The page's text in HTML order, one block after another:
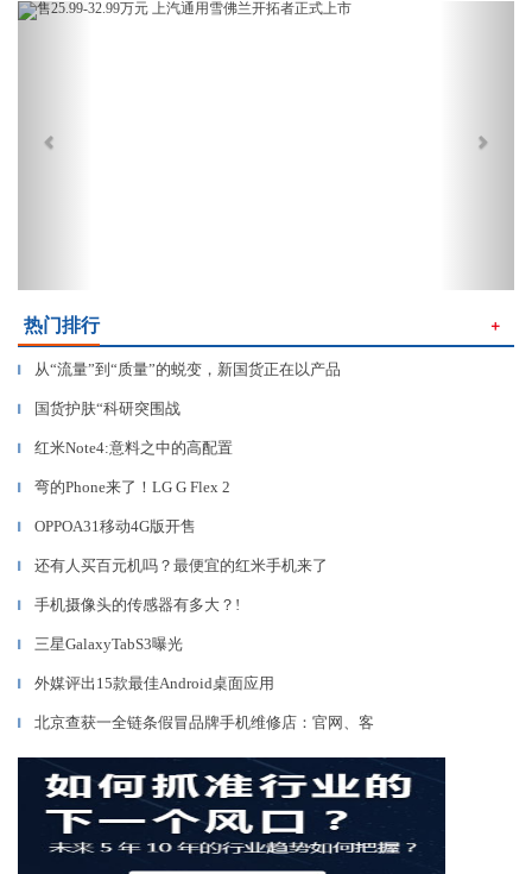
Previous
热门排行 ＋
▎ 从“流量”到“质量”的蜕变，新国货正在以产品
▎ 国货护肤“科研突围战
▎ 红米Note4:意料之中的高配置
▎ 弯的Phone来了！LG G Flex 2
▎ OPPOA31移动4G版开售
▎ 还有人买百元机吗？最便宜的红米手机来了
▎ 手机摄像头的传感器有多大？!
▎ 三星GalaxyTabS3曝光
▎ 外媒评出15款最佳Android桌面应用
▎ 北京查获一全链条假冒品牌手机维修店：官网、客